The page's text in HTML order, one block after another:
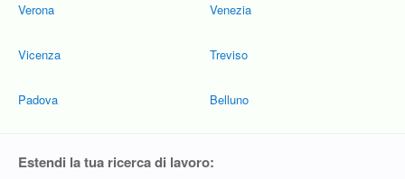
Verona
Vicenza
Padova
Venezia
Treviso
Belluno
Estendi la tua ricerca di lavoro: